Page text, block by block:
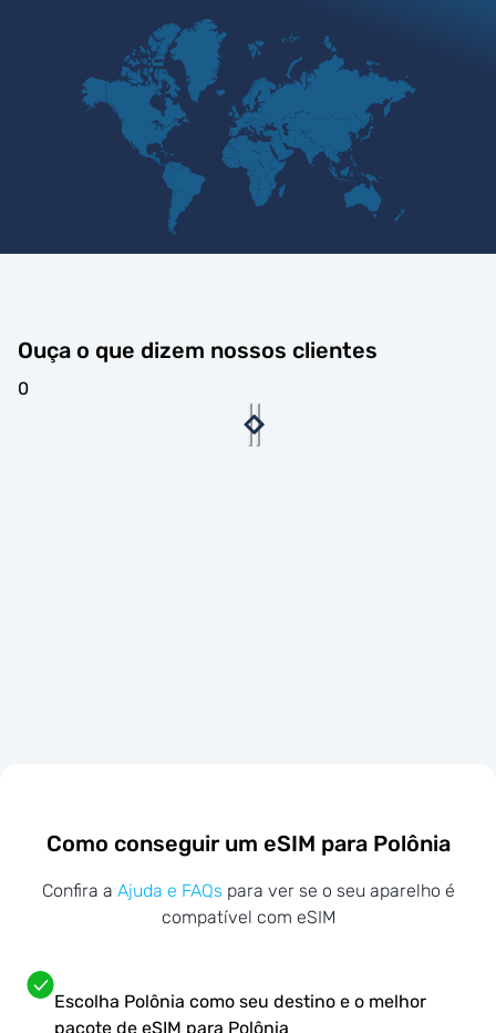
Ouça o que dizem nossos clientes
0
Como conseguir um eSIM para Polônia
Confira a Ajuda e FAQs para ver se o seu aparelho é
compatível com eSIM
Escolha Polônia como seu destino e o melhor
pacote de eSIM para Polônia